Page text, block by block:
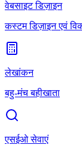
वेबसाइट डिज़ाइन
कस्टम डिज़ाइन एवं
लेखांकन
बहु-मंच बहीखाता
एसईओ सेवाएं